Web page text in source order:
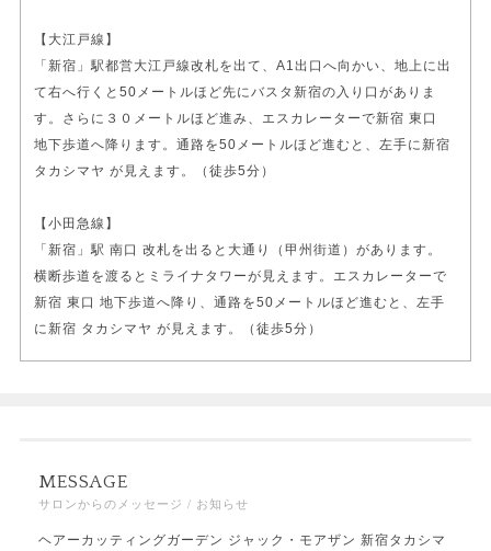
【大江戸線】
「新宿」駅都営大江戸線改札を出て、A1出口へ向かい、地上に出
て右へ行くと50メートルほど先にバスタ新宿の入り口がありま
す。さらに３０メートルほど進み、エスカレーターで新宿 東口
地下歩道へ降ります。通路を50メートルほど進むと、左手に新宿
タカシマヤ が見えます。（徒歩5分）
【小田急線】
「新宿」駅 南口 改札を出ると大通り（甲州街道）があります。
横断歩道を渡るとミライナタワーが見えます。エスカレーターで
新宿 東口 地下歩道へ降り、通路を50メートルほど進むと、左手
に新宿 タカシマヤ が見えます。（徒歩5分）
MESSAGE
サロンからのメッセージ / お知らせ
ヘアーカッティングガーデン ジャック・モアザン 新宿タカシマ